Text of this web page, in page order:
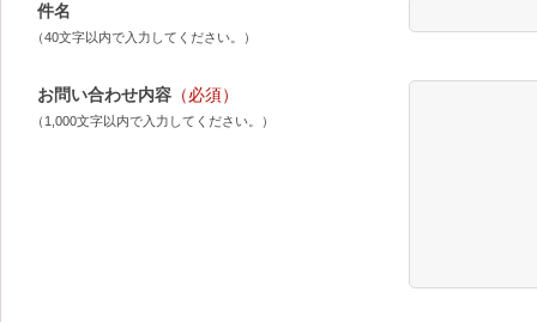
件名
（40文字以内で入力してください。）
お問い合わせ内容 （必須）
（1,000文字以内で入力してください。）